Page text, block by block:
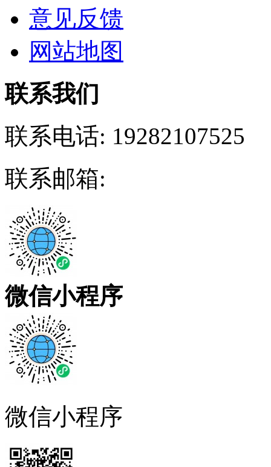
意见反馈
网站地图
联系我们
联系电话: 19282107525
联系邮箱:
微信小程序
微信小程序